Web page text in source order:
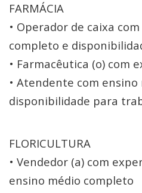
FARMÁCIA
• Operador de caixa
completo e
• Farmacêutica (o) com
• Atendente com
disponibilidade para
FLORICULTURA
• Vendedor (a) com
ensino médio completo